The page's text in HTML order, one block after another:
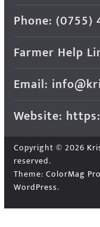
Phone: (0755)
Farmer Help
Email:
Website:
Copyright © 2026
reserved.
Theme: ColorMag Pro
WordPress.